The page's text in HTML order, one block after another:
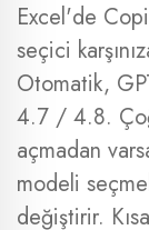
Excel'de
seçici
Otomatik,
4.7 / 4.8.
açmadan
modeli
değiştirir.